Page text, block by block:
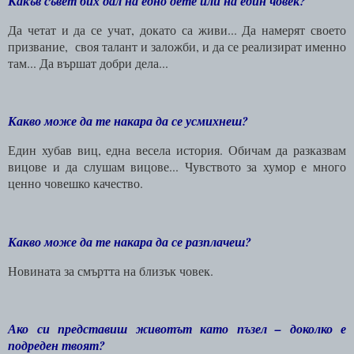
Да четат и да се учат, докато са живи... Да намерят своето
призвание, своя талант и заложби, и да се реализират именно
там... Да вършат добри дела...
Какво може да те накара да се усмихнеш?
Един хубав виц, една весела история. Обичам да разказвам
вицове и да слушам вицове... Чувството за хумор е много
ценно човешко качество.
Какво може да те накара да се разплачеш?
Новината за смъртта на близък човек.
Ако си представиш животът като пъзел – доколко е
подреден твоят?